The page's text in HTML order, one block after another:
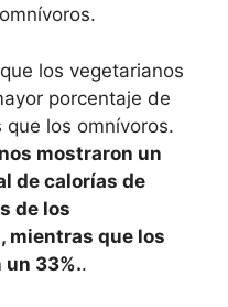
los vegetarianos
porcentaje de
los omnívoros.
mostraron un
de calorías de
de los
mientras que los
33%..